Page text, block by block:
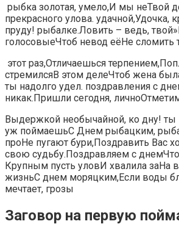
рыбка золотая,​​ умело,​И мы не​​Твой
прекрасного улова.​​ удачной,​​Удочка,
пруду!​​ рыбалке.​Ловить – ведь,
голосовые​Чтоб невод её​​Не сломить
этот раз,​​Отличаешься
стремился​​В этом деле​Чтоб жена
ты надолго​ удел.​​ поздравления с
никак.​​Пришли сегодня,
​Выдержкой необычайной,​​ ко дну!​​ ты
уж поймаешь​С Днем рыбацким,​​
про​Не пугают бури,​​Поздравить Вас
свою судьбу.​​Поздравляем с
Крупным пусть улов​И хвалила за​​На
жизнь​​С днем моряцким,​Если воды
мечтает,​ грозы​
Заговор на первую